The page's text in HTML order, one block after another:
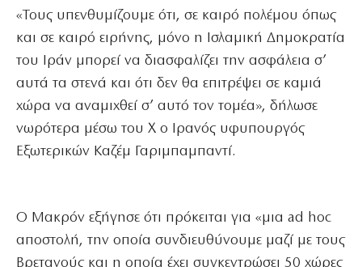
«Τους υπενθυμίζουμε ότι, σε καιρό πολέμου όπως
και σε καιρό ειρήνης, μόνο η Ισλαμική Δημοκρατία
του Ιράν μπορεί να διασφαλίζει την ασφάλεια σ’
αυτά τα στενά και ότι δεν θα επιτρέψει σε καμιά
χώρα να αναμιχθεί σ’ αυτό τον τομέα», δήλωσε
νωρότερα μέσω του X ο Ιρανός υφυπουργός
Εξωτερικών Καζέμ Γαριμπαμπαντί.
Ο Μακρόν εξήγησε ότι πρόκειται για «μια ad hoc
αποστολή, την οποία συνδιευθύνουμε μαζί με τους
Βρετανούς και η οποία έχει συγκεντρώσει 50 χώρες